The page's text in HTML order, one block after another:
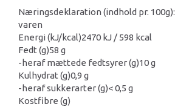
Næringsdeklaration (indhold pr. 100g):
varen
Energi (kJ/kcal)2470 kJ / 598 kcal
Fedt (g)58 g
-heraf mættede fedtsyrer (g)10 g
Kulhydrat (g)0,9 g
-heraf sukkerarter (g)< 0,5 g
Kostfibre (g)